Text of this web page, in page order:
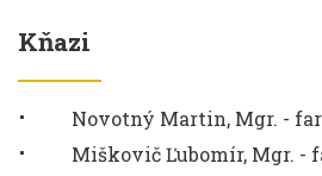
Kňazi
Novotný Martin, Mgr. -
Miškovič Ľubomír, Mgr. -